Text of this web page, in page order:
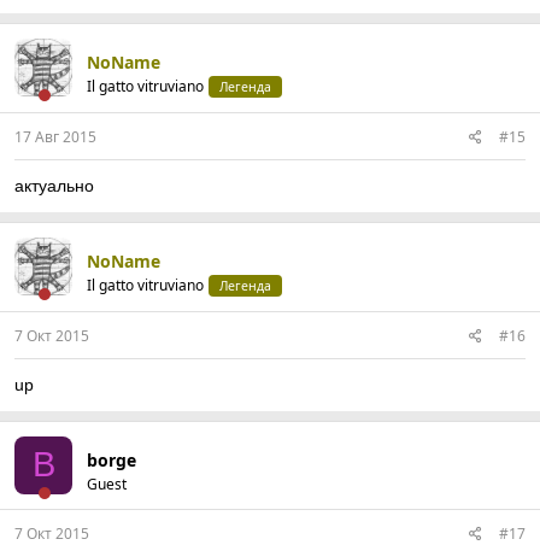
NoName
Il gatto vitruviano Легенда
17 Авг 2015 #15
актуально
NoName
Il gatto vitruviano Легенда
7 Окт 2015 #16
up
B borge
Guest
7 Окт 2015 #17